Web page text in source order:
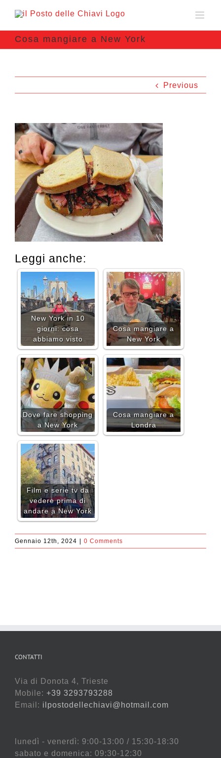
Cosa mangiare a New York
Previous
Leggi anche:
New York in 10
giorni: cosa
abbiamo visto
Cosa mangiare a
New York
Dove fare shopping
a New York
Cosa mangiare a
Londra
Film e serie tv da
vedere prima di
andare a New York
Gennaio 12th, 2024 0 Comments
CONTATTI
Via di Donota 4, Trieste
Mobile: +39 3293793288
Email: ilpostodellechiavi@hotmail.com
lunedì - venerdì: 9:00-13:00 / 15:30-18:30
sabato e domenica: 09:30-12:30